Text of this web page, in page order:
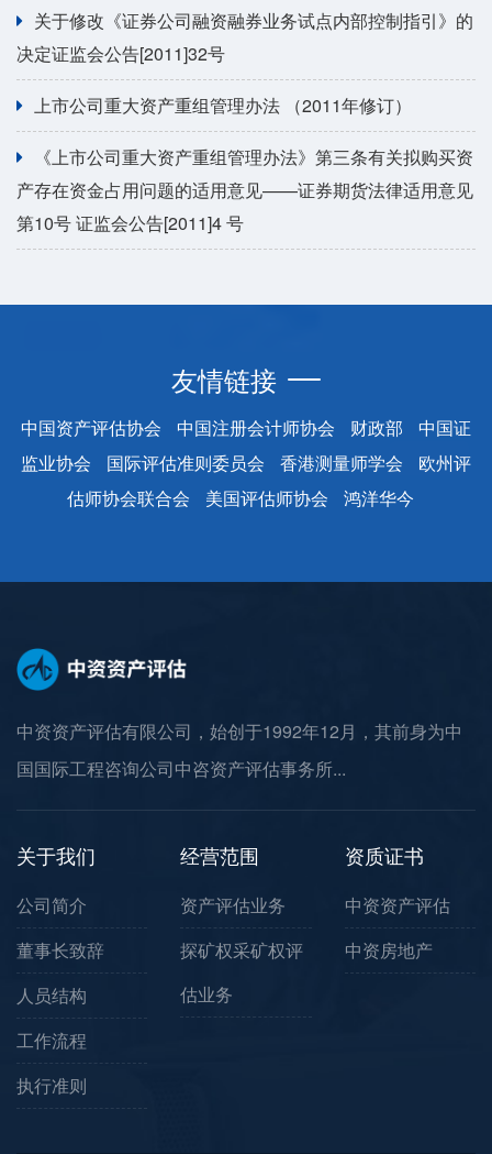
关于修改《证券公司融资融券业务试点内部控制指引》的
决定证监会公告[2011]32号
上市公司重大资产重组管理办法 （2011年修订）
《上市公司重大资产重组管理办法》第三条有关拟购买资
产存在资金占用问题的适用意见——证券期货法律适用意见
第10号 证监会公告[2011]4 号
友情链接
中国资产评估协会 中国注册会计师协会 财政部
中国证
监业协会
国际评估准则委员会 香港测量师学会
欧州评
估师协会联合会
美国评估师协会 鸿洋华今
中资资产评估有限公司，始创于1992年12月，其前身为中
国国际工程咨询公司中咨资产评估事务所...
关于我们
公司简介
董事长致辞
人员结构
工作流程
执行准则
经营范围
资产评估业务
探矿权采矿权评
估业务
资质证书
中资资产评估
中资房地产